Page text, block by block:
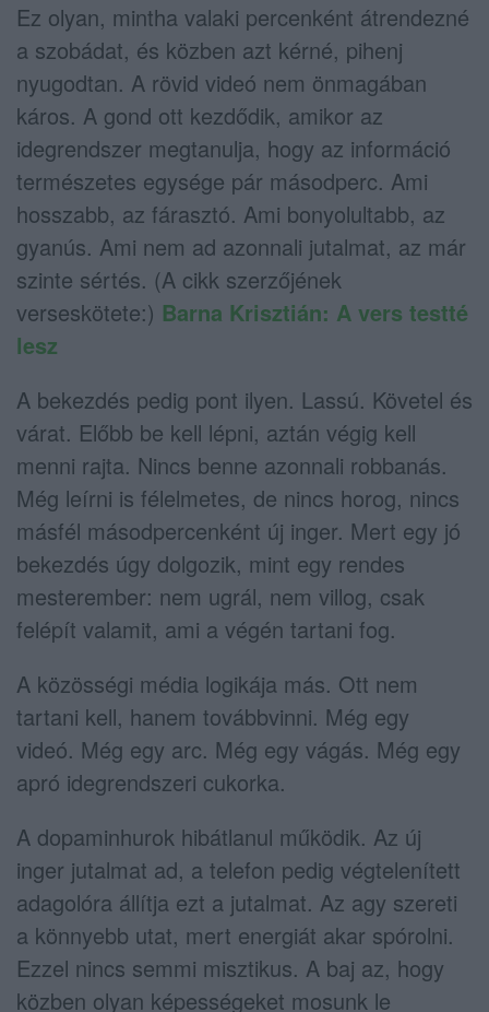
Ez olyan, mintha valaki percenként átrendezné
a szobádat, és közben azt kérné, pihenj
nyugodtan. A rövid videó nem önmagában
káros. A gond ott kezdődik, amikor az
idegrendszer megtanulja, hogy az információ
természetes egysége pár másodperc. Ami
hosszabb, az fárasztó. Ami bonyolultabb, az
gyanús. Ami nem ad azonnali jutalmat, az már
szinte sértés. (A cikk szerzőjének
verseskötete:) Barna Krisztián: A vers testté
lesz
A bekezdés pedig pont ilyen. Lassú. Követel és
várat. Előbb be kell lépni, aztán végig kell
menni rajta. Nincs benne azonnali robbanás.
Még leírni is félelmetes, de nincs horog, nincs
másfél másodpercenként új inger. Mert egy jó
bekezdés úgy dolgozik, mint egy rendes
mesterember: nem ugrál, nem villog, csak
felépít valamit, ami a végén tartani fog.
A közösségi média logikája más. Ott nem
tartani kell, hanem továbbvinni. Még egy
videó. Még egy arc. Még egy vágás. Még egy
apró idegrendszeri cukorka.
A dopaminhurok hibátlanul működik. Az új
inger jutalmat ad, a telefon pedig végtelenített
adagolóra állítja ezt a jutalmat. Az agy szereti
a könnyebb utat, mert energiát akar spórolni.
Ezzel nincs semmi misztikus. A baj az, hogy
közben olyan képességeket mosunk le